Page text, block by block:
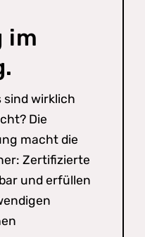
im
sind wirklich
Die
macht die
Zertifizierte
und erfüllen